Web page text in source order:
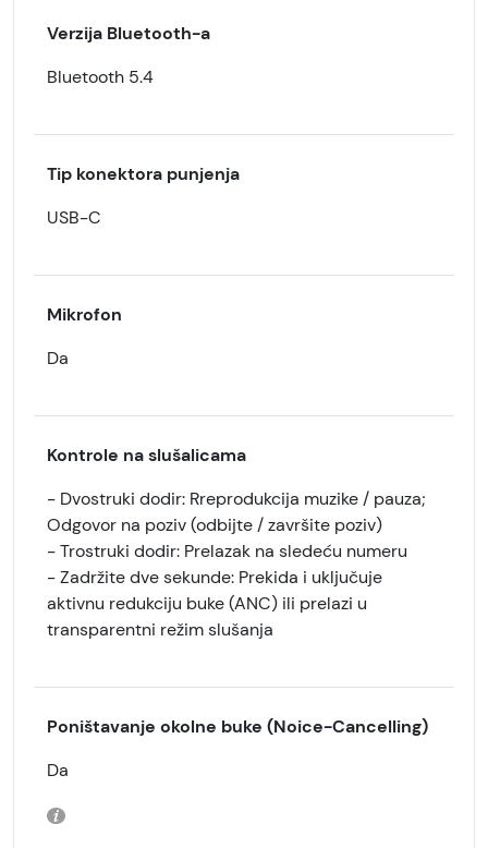
Verzija Bluetooth-a
Bluetooth 5.4
Tip konektora punjenja
USB-C
Mikrofon
Da
Kontrole na slušalicama
- Dvostruki dodir: Rreprodukcija muzike / pauza;
Odgovor na poziv (odbijte / završite poziv)
- Trostruki dodir: Prelazak na sledeću numeru
- Zadržite dve sekunde: Prekida i uključuje
aktivnu redukciju buke (ANC) ili prelazi u
transparentni režim slušanja
Poništavanje okolne buke (Noice-Cancelling)
Da